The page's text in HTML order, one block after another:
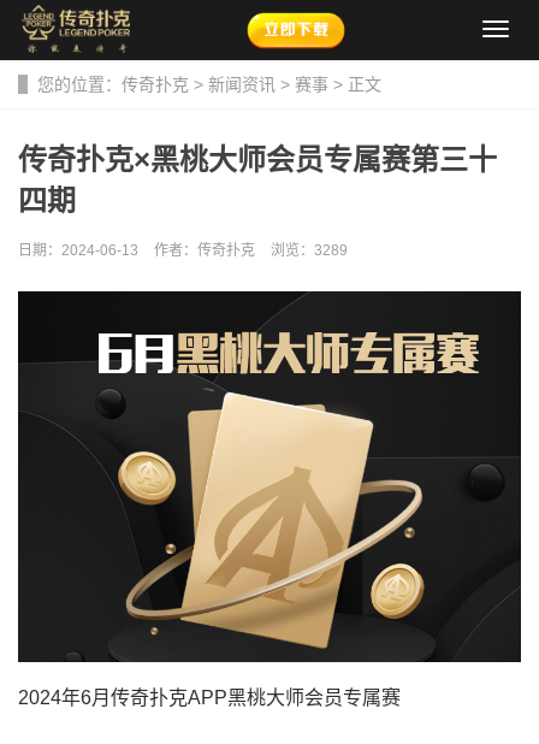
导
您的位置： 传奇扑克 > 新闻资讯 > 赛事 > 正文
传奇扑克×黑桃大师会员专属赛第三十
四期
日期：2024-06-13 作者：传奇扑克 浏览： 3289
2024年6月传奇扑克APP黑桃大师会员专属赛